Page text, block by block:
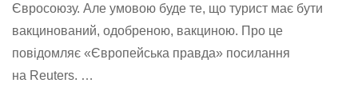
Євросоюзу. Але умовою буде те, що турист має бути
вакцинований, одобреною, вакциною. Про це
повідомляє «Європейська правда» посилання
на Reuters. …